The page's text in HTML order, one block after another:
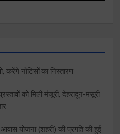
करेंगे नोटिसों का निस्तारण
को मिली मंजूरी, देहरादून-मसूरी
आवास योजना (शहरी) की प्रगति की हुई